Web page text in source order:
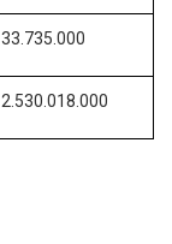
33.735.000
2.530.018.000